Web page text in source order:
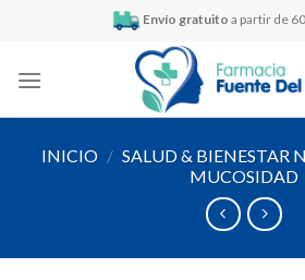
Envío gratuito a partir de
INICIO / SALUD & BIENESTAR
MUCOSIDAD